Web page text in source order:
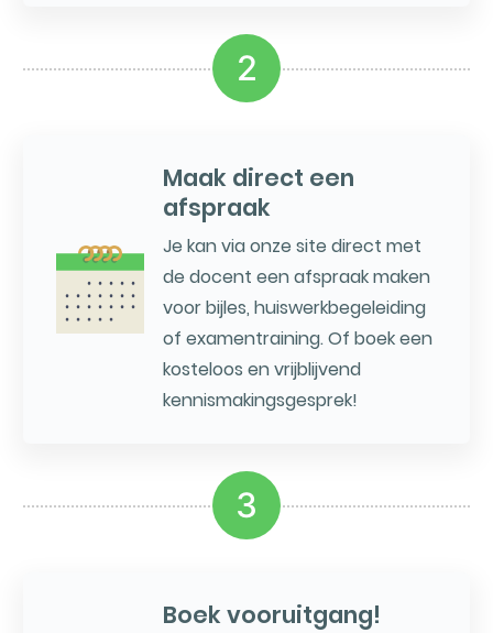
2
Maak direct een
afspraak
Je kan via onze site direct met
de docent een afspraak maken
voor bijles, huiswerkbegeleiding
of examentraining. Of boek een
kosteloos en vrijblijvend
kennismakingsgesprek!
3
Boek vooruitgang!